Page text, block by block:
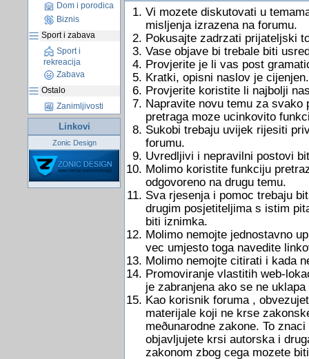
Dom i porodica
Biznis
Sport i zabava
Sport i
rekreacija
Zabava
Ostalo
Zanimljivosti
Linkovi
Zonic Design
Vi mozete diskutovati u
misljenja izrazena na forumu.
Pokusajte zadrzati prijateljski
Vase objave bi trebale biti
Provjerite je li vas post
Kratki, opisni naslov je cijenjen.
Provjerite koristite li najbolji
Napravite novu temu za
pretraga moze ucinkovito
Sukobi trebaju uvijek rijesiti
forumu.
Uvredljivi i nepravilni postovi
Molimo koristite funkciju
odgovoreno na drugu temu.
Sva rjesenja i pomoc trebaju
drugim posjetiteljima s istim
biti iznimka.
Molimo nemojte jednostavno
vec umjesto toga navedite
Molimo nemojte citirati i kada
Promoviranje vlastitih web-
je zabranjena ako se ne uklapa
Kao korisnik foruma ,
materijale koji ne krse
meðunarodne zakone. To
objavljujete krsi autorska i
zakonom zbog cega mozete